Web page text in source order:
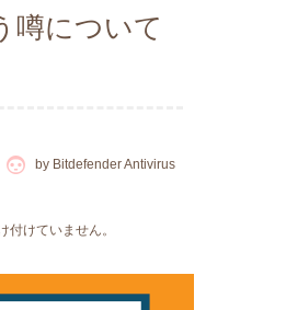
噂について
by Bitdefender Antivirus
付けていません。